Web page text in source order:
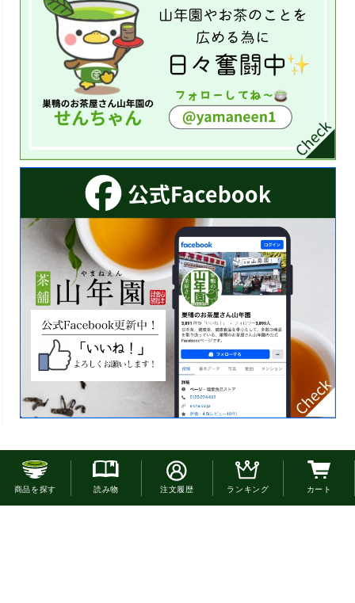
お電話でのご注文はこちら
商品を探す 読み物 注文履歴 ランキング カート